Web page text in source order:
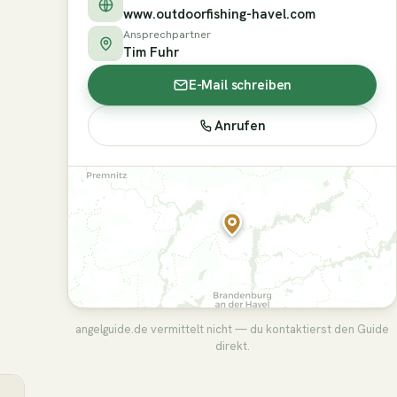
www.outdoorfishing-havel.com
Ansprechpartner
Tim Fuhr
E-Mail schreiben
Anrufen
angelguide.de vermittelt nicht — du kontaktierst den Guide
direkt.